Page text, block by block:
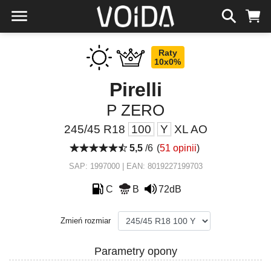
Raty
10x0%
Pirelli
P ZERO
245/45 R18 100 Y XL AO
5,5/6 (51 opinii)
SAP: 1997000 | EAN: 8019227199703
C B 72dB
Zmień rozmiar
Parametry opony